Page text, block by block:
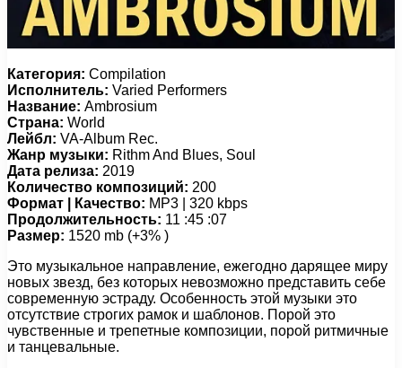
Категория: Compilation
Исполнитель: Varied Performers
Название: Ambrosium
Страна: World
Лейбл: VA-Album Rec.
Жанр музыки: Rithm And Blues, Soul
Дата релиза: 2019
Количество композиций: 200
Формат | Качество: MP3 | 320 kbps
Продолжительность: 11 :45 :07
Размер: 1520 mb (+3% )
Это музыкальное направление, ежегодно дарящее миру
новых звезд, без которых невозможно представить себе
современную эстраду. Особенность этой музыки это
отсутствие строгих рамок и шаблонов. Порой это
чувственные и трепетные композиции, порой ритмичные
и танцевальные.